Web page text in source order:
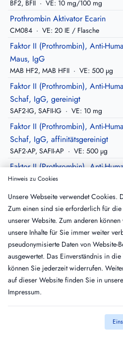
BF2, BFII · VE: 10 mg/100 mg
Prothrombin Aktivator Ecarin
CM084 · VE: 20 IE / Flasche
Faktor II (Prothrombin), Anti-
Maus, IgG
MAB HF2, MAB HFII · VE: 500 µg
Faktor II (Prothrombin), Anti-
Schaf, IgG, gereinigt
SAF2-IG, SAFII-IG · VE: 10 mg
Faktor II (Prothrombin), Anti-
Schaf, IgG, affinitätsgereinigt
SAF2-AP, SAFII-AP · VE: 500 µg
Faktor II (Prothrombin), Anti-
Schaf, IgG, gereinigt, Peroxidase-
konjugiert
SAF2-HRP, SAFII-HRP VE: 200 µg
Faktor II (Prothrombin), Anti-
Schaf, Fragment-2, IgG,
affinitätsgereinigt
SAF2-F2AP, SAFII-FIIAP, SAFII-F2AP,
FIIAP VE: 500 µg
Impressum
Hinweis zu Cookies
Unsere Webseite verwendet Cookies.
Zum einen sind sie erforderlich für
unserer Website. Zum anderen
unsere Inhalte für Sie immer weiter
pseudonymisierte Daten von Website-
ausgewertet. Das Einverständnis in
können Sie jederzeit widerrufen.
auf dieser Website finden Sie in
Impressum.